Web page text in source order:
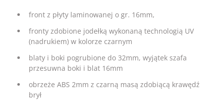
front z płyty laminowanej o gr. 16mm,
fronty zdobione jodełką wykonaną technologią UV
(nadrukiem) w kolorze czarnym
blaty i boki pogrubione do 32mm, wyjątek szafa
przesuwna boki i blat 16mm
obrzeże ABS 2mm z czarną masą zdobiącą krawędź
brył